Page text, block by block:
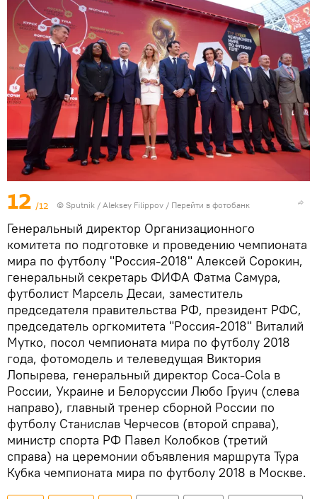
12 /12 © Sputnik / Aleksey Filippov / Перейти в фотобанк
Генеральный директор Организационного
комитета по подготовке и проведению чемпионата
мира по футболу "Россия-2018" Алексей Сорокин,
генеральный секретарь ФИФА Фатма Самура,
футболист Марсель Десаи, заместитель
председателя правительства РФ, президент РФС,
председатель оргкомитета "Россия-2018" Виталий
Мутко, посол чемпионата мира по футболу 2018
года, фотомодель и телеведущая Виктория
Лопырева, генеральный директор Coca-Cola в
России, Украине и Белоруссии Любо Груич (слева
направо), главный тренер сборной России по
футболу Станислав Черчесов (второй справа),
министр спорта РФ Павел Колобков (третий
справа) на церемонии объявления маршрута Тура
Кубка чемпионата мира по футболу 2018 в Москве.